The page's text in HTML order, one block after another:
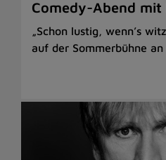
Comedy-Abend mit
„Schon lustig, wenn’s
auf der Sommerbühne